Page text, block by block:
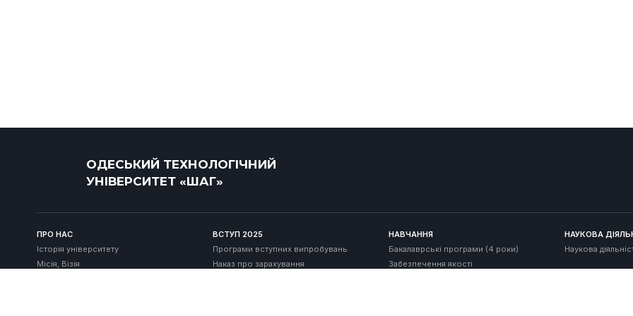
ОДЕСЬКИЙ ТЕХНОЛОГІЧНИЙ
УНІВЕРСИТЕТ «ШАГ»
ПРО НАС
Історія університету
Місія, Візія
ВСТУП 2025
Програми вступних випробувань
Наказ про зарахування
НАВЧАННЯ
Бакалаврські програми (4 роки)
Забезпечення якості
НАУКОВА
Наукова